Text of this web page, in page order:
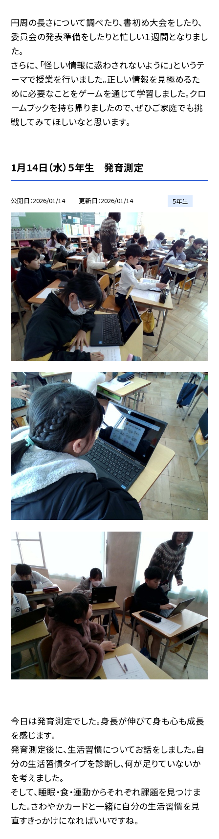
円周の長さについて調べたり、書初め大会をしたり、
委員会の発表準備をしたりと忙しい１週間となりまし
た。
さらに、「怪しい情報に惑わされないように」というテ
ーマで授業を行いました。正しい情報を見極めるた
めに必要なことをゲームを通じて学習しました。クロ
ームブックを持ち帰りましたので、ぜひご家庭でも挑
戦してみてほしいなと思います。
1月14日（水）５年生 発育測定
公開日 2026/01/14 更新日 2026/01/14 ５年生
今日は発育測定でした。身長が伸びて身も心も成長
を感じます。
発育測定後に、生活習慣についてお話をしました。自
分の生活習慣タイプを診断し、何が足りていないか
を考えました。
そして、睡眠・食・運動からそれぞれ課題を見つけま
した。さわやかカードと一緒に自分の生活習慣を見
直すきっかけになればいいですね。